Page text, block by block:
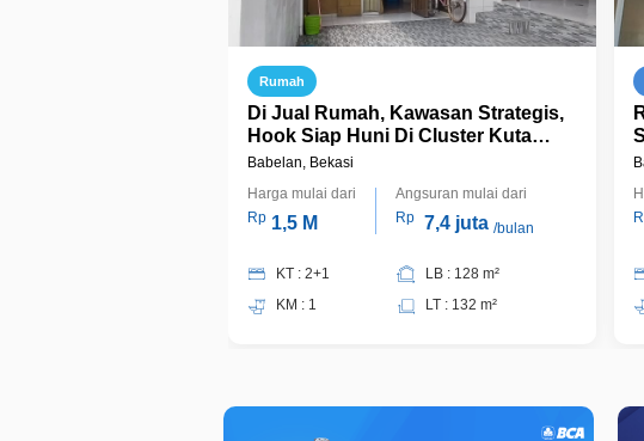
Rumah
Di Jual Rumah, Kawasan Strategis,
Hook Siap Huni Di Cluster Kuta
Candrabaga, Bahagia, Babelan
Babelan, Bekasi
Harga mulai dari
Rp 1,5 M
Angsuran mulai dari
Rp 7,4 juta /bulan
KT : 2+1
KM : 1
LB : 128 m²
LT : 132 m²